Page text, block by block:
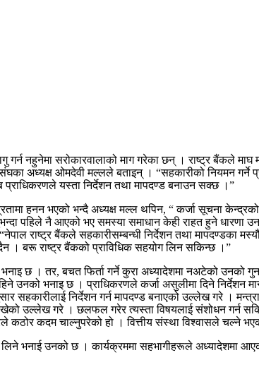
नहुनेमा सरोकारवालाको माग गरेका छन् । राष्ट्र बैंकले माघ
अध्यक्ष ओमदेवी मल्लले बताइन् । “सहकारीको नियमन गर्ने
प्राधिकरणले यस्ता निर्देशन तथा मापदण्ड बनाउन सक्छ ।”
हनन भएको भन्दै अध्यक्ष मल्ल थपिन, “ कर्जा सूचना
पहिले नै आएको भए समस्या समाधान केही राहत हुने
राष्ट्र बैंकले सहकारीसम्बन्धी निर्देशन तथा मापदण्डका
। बरू राष्ट्र बैंकको प्राविधिक सहयोग लिन सकिन्छ ।”
छ । तर, बचत फिर्ता गर्ने कुरा अध्यादेशमा नअटेको उनको
उनको भनाइ छ । प्राधिकरणले कर्जा असुलीमा दिने
निर्देशन गर्न मापदण्ड बनाएको उल्लेख गरे ।
उल्लेख गरे । छलफल गरेर त्यस्ता विषयलाई संशोधन गर्न
कदम चाल्नुपरेको हो । वित्तीय संस्था विश्वासले चल्ने
भनाई उनको छ । कार्यक्रममा सहभागीहरूले अध्यादेशमा